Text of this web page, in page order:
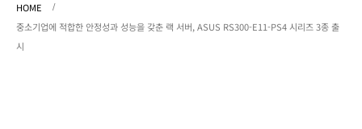
HOME
중소기업에 적합한 안정성과 성능을 갖춘 랙 서버, ASUS RS300-E11-PS4 시리즈 3종 출
시